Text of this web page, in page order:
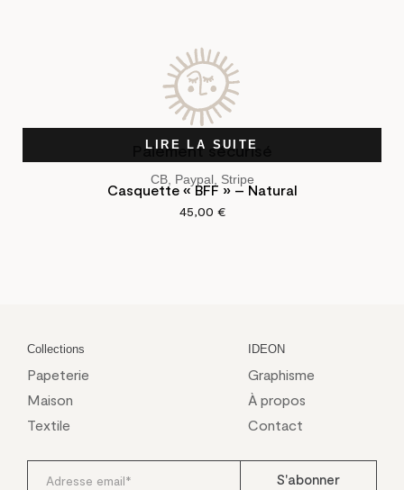
LIRE LA SUITE
Casquette « BFF » – Natural
45,00 €
Paiement sécurisé
CB, Paypal, Stripe
Collections
Papeterie
Maison
Textile
IDEON
Graphisme
À propos
Contact
S'abonner